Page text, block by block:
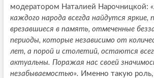
модератором Наталией Нарочницкой:
каждого народа всегда найдутся яркие,
врезавшиеся в память, отмеченные
периоды, которые независимо от
лет, а порой и столетий, остаются
актуальны. Поражая нас своей
незабываемостью». Именно такую